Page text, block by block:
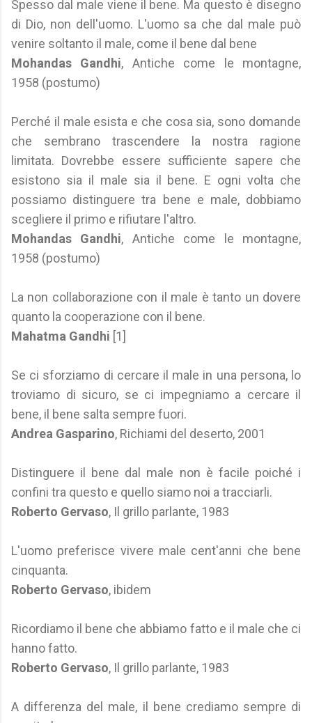
Spesso dal male viene il bene. Ma questo è disegno
di Dio, non dell'uomo. L'uomo sa che dal male può
venire soltanto il male, come il bene dal bene
Mohandas Gandhi, Antiche come le montagne,
1958 (postumo)
Perché il male esista e che cosa sia, sono domande
che sembrano trascendere la nostra ragione
limitata. Dovrebbe essere sufficiente sapere che
esistono sia il male sia il bene. E ogni volta che
possiamo distinguere tra bene e male, dobbiamo
scegliere il primo e rifiutare l'altro.
Mohandas Gandhi, Antiche come le montagne,
1958 (postumo)
La non collaborazione con il male è tanto un dovere
quanto la cooperazione con il bene.
Mahatma Gandhi [1]
Se ci sforziamo di cercare il male in una persona, lo
troviamo di sicuro, se ci impegniamo a cercare il
bene, il bene salta sempre fuori.
Andrea Gasparino, Richiami del deserto, 2001
Distinguere il bene dal male non è facile poiché i
confini tra questo e quello siamo noi a tracciarli.
Roberto Gervaso, Il grillo parlante, 1983
L'uomo preferisce vivere male cent'anni che bene
cinquanta.
Roberto Gervaso, ibidem
Ricordiamo il bene che abbiamo fatto e il male che ci
hanno fatto.
Roberto Gervaso, Il grillo parlante, 1983
A differenza del male, il bene crediamo sempre di